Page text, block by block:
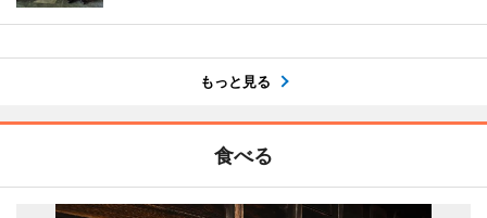
もっと見る
食べる